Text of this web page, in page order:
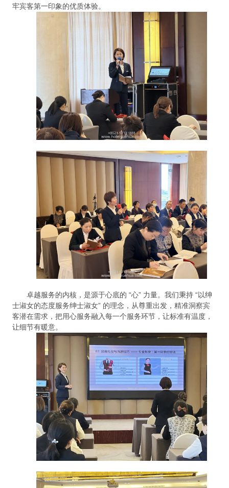
牢宾客第一印象的优质体验。
卓越服务的内核，是源于心底的 “心” 力量。我们秉持 “以绅
士淑女的态度服务绅士淑女” 的理念，从尊重出发，精准洞察宾
客潜在需求，把用心服务融入每一个服务环节，让标准有温度，
让细节有暖意。